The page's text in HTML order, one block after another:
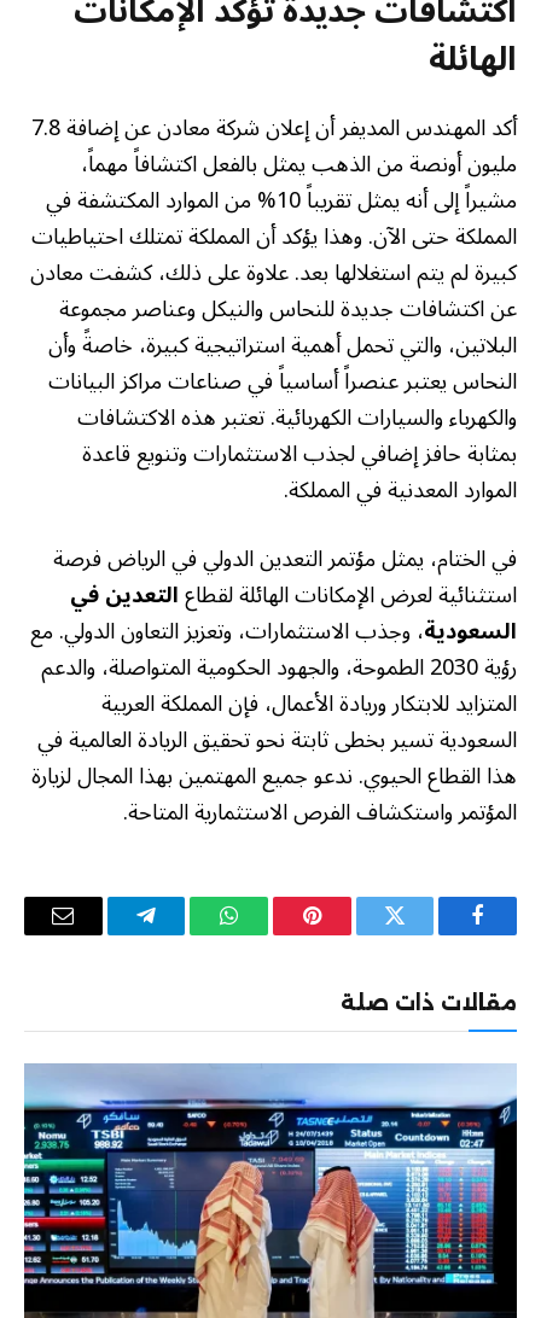
الهائلة
أكد المهندس المديفر أن إعلان شركة معادن عن إضافة 7.8
مليون أونصة من الذهب يمثل بالفعل اكتشافاً مهماً،
مشيراً إلى أنه يمثل تقريباً 10% من الموارد المكتشفة في
المملكة حتى الآن. وهذا يؤكد أن المملكة تمتلك احتياطيات
كبيرة لم يتم استغلالها بعد. علاوة على ذلك، كشفت معادن
عن اكتشافات جديدة للنحاس والنيكل وعناصر مجموعة
البلاتين، والتي تحمل أهمية استراتيجية كبيرة، خاصةً وأن
النحاس يعتبر عنصراً أساسياً في صناعات مراكز البيانات
والكهرباء والسيارات الكهربائية. تعتبر هذه الاكتشافات
بمثابة حافز إضافي لجذب الاستثمارات وتنويع قاعدة
الموارد المعدنية في المملكة.
في الختام، يمثل مؤتمر التعدين الدولي في الرياض فرصة
استثنائية لعرض الإمكانات الهائلة لقطاعالتعدين في
السعودية، وجذب الاستثمارات، وتعزيز التعاون الدولي. مع
رؤية 2030 الطموحة، والجهود الحكومية المتواصلة، والدعم
المتزايد للابتكار وريادة الأعمال، فإن المملكة العربية
السعودية تسير بخطى ثابتة نحو تحقيق الريادة العالمية في
هذا القطاع الحيوي. ندعو جميع المهتمين بهذا المجال لزيارة
المؤتمر واستكشاف الفرص الاستثمارية المتاحة.
فيسبوك تويتر بينتيريستواتساب تيلقرام
البريد
مقالات ذات صلة